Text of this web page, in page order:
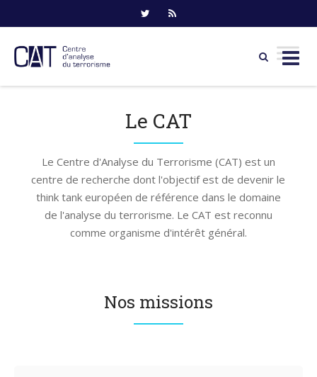
Le CAT
Le Centre d'Analyse du Terrorisme (CAT) est un
centre de recherche dont l'objectif est de devenir le
think tank européen de référence dans le domaine
de l'analyse du terrorisme. Le CAT est reconnu
comme organisme d'intérêt général.
Nos missions